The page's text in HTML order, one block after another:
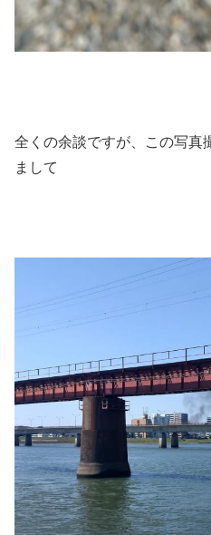
全くの余談ですが、この写真
まして